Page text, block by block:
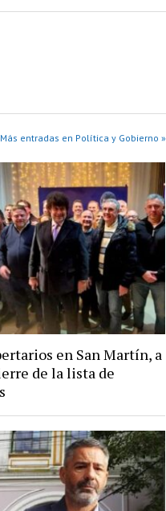
Más entradas en Política y Gobierno »
en San Martín, a
de la lista de